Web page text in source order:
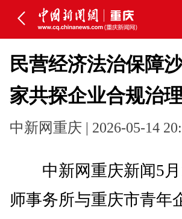
民营经济法治保障
家共探企业合规治
中新网重庆 | 2026-05-14
中新网重庆新闻5月
师事务所与重庆市青年